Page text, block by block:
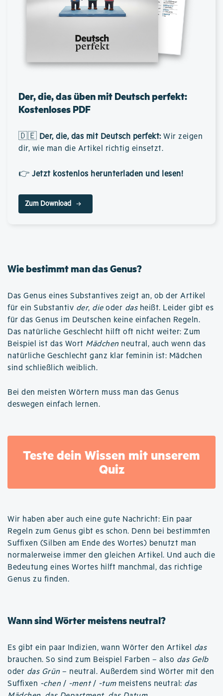
Der, die, das üben mit Deutsch perfekt:
Kostenloses PDF
🇩🇪 Der, die, das mit Deutsch perfekt: Wir zeigen
dir, wie man die Artikel richtig einsetzt.
👉 Jetzt kostenlos herunterladen und lesen!
Zum Download
Wie bestimmt man das Genus?
Das Genus eines Substantives zeigt an, ob der Artikel
für ein Substantiv der, dieoder dasheißt. Leider gibt es
für das Genus im Deutschen keine einfachen Regeln.
Das natürliche Geschlecht hilft oft nicht weiter: Zum
Beispiel ist das Wort Mädchen neutral, auch wenn das
natürliche Geschlecht ganz klar feminin ist: Mädchen
sind schließlich weiblich.
Bei den meisten Wörtern muss man das Genus
deswegen einfach lernen.
Teste dein Wissen mit unserem
Quiz
Wir haben aber auch eine gute Nachricht: Ein paar
Regeln zum Genus gibt es schon. Denn bei bestimmten
Suffixen (Silben am Ende des Wortes) benutzt man
normalerweise immer den gleichen Artikel. Und auch die
Bedeutung eines Wortes hilft manchmal, das richtige
Genus zu finden.
Wann sind Wörter meistens neutral?
Es gibt ein paar Indizien, wann Wörter den Artikel das
brauchen. So sind zum Beispiel Farben – also das Gelb
oder das Grün – neutral. Außerdem sind Wörter mit den
Suffixen -chen / -ment/ -tummeistens neutral: das